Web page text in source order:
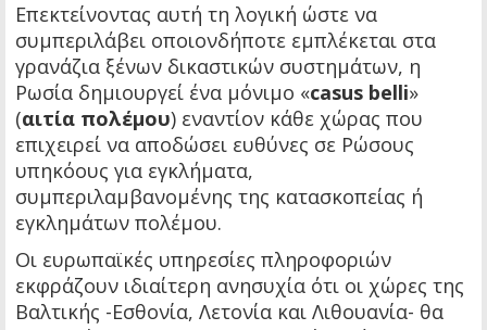
Επεκτείνοντας αυτή τη λογική ώστε να
συμπεριλάβει οποιονδήποτε εμπλέκεται στα
γρανάζια ξένων δικαστικών συστημάτων, η
Ρωσία δημιουργεί ένα μόνιμο «casus belli»
(αιτία πολέμου) εναντίον κάθε χώρας που
επιχειρεί να αποδώσει ευθύνες σε Ρώσους
υπηκόους για εγκλήματα,
συμπεριλαμβανομένης της κατασκοπείας ή
εγκλημάτων πολέμου.
Οι ευρωπαϊκές υπηρεσίες πληροφοριών
εκφράζουν ιδιαίτερη ανησυχία ότι οι χώρες της
Βαλτικής -Εσθονία, Λετονία και Λιθουανία- θα